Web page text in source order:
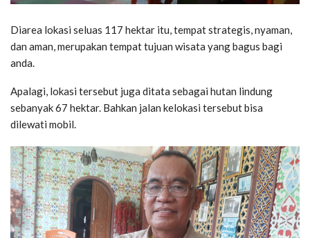
Diarea lokasi seluas 117 hektar itu, tempat strategis, nyaman,
dan aman, merupakan tempat tujuan wisata yang bagus bagi
anda.
Apalagi, lokasi tersebut juga ditata sebagai hutan lindung
sebanyak 67 hektar. Bahkan jalan kelokasi tersebut bisa
dilewati mobil.